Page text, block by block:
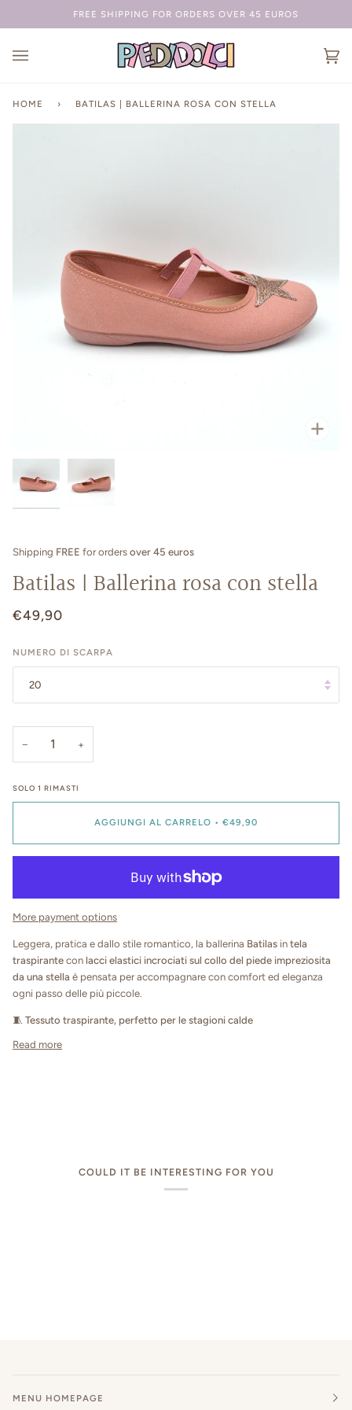
FREE SHIPPING FOR ORDERS OVER 45 EUROS
HOME › BATILAS | BALLERINA ROSA CON STELLA
Shipping FREE for orders over 45 euros
Batilas | Ballerina rosa con stella
€49,90
NUMERO DI SCARPA
20
− +
SOLO 1 RIMASTI
AGGIUNGI AL CARRELO • €49,90
More payment options
Leggera, pratica e dallo stile romantico, la ballerina Batilas in tela
traspirante con lacci elastici incrociati sul collo del piede impreziosita
da una stella è pensata per accompagnare con comfort ed eleganza
ogni passo delle più piccole.
🧵 Tessuto traspirante, perfetto per le stagioni calde
Read more
COULD IT BE INTERESTING FOR YOU
MENU HOMEPAGE